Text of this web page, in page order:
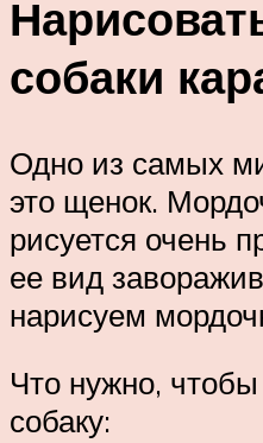
собаки
Одно из самых
это щенок.
рисуется очень
ее вид
нарисуем
Что нужно,
собаку: